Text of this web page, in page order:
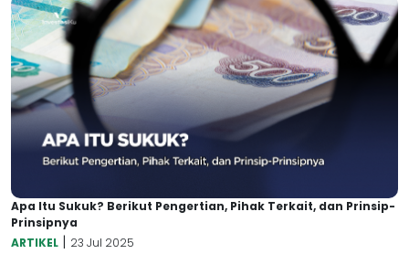
Apa Itu Sukuk? Berikut Pengertian, Pihak Terkait, dan Prinsip-
Prinsipnya
ARTIKEL | 23 Jul 2025